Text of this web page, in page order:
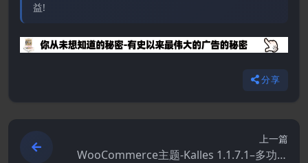
益!
分享
上一篇
WooCommerce主题-Kalles 1.1.7.1–多功能